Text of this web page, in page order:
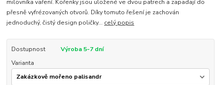
milovníka vaření. Kořenky jsou uložené ve dvou patrech a zapadají do
přesně vyfrézovaných otvorů. Díky tomuto řešení je zachován
jednoduchý, čistý design poličky... celý popis
Dostupnost
Výroba 5-7 dní
Varianta